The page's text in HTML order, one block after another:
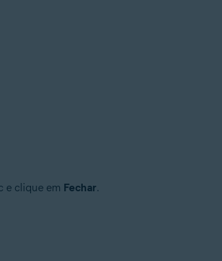
e clique em Fechar.